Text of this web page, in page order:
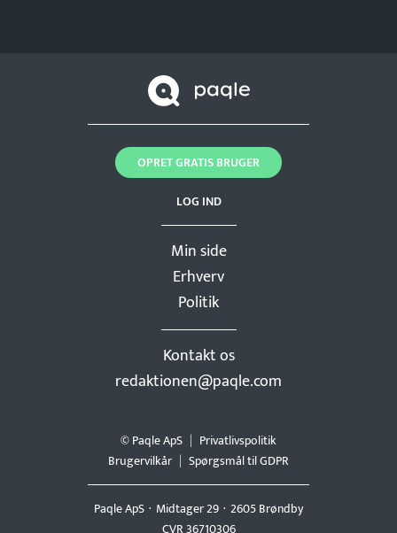
Min side
Erhverv
Politik
Kontakt os
redaktionen@paqle.com
LOG IND
OPRET GRATIS BRUGER
Paqle ApS Midtager 29 2605 Brøndby
CVR 36710306
© Paqle ApS
Privatlivspolitik
Brugervilkår
Spørgsmål til GDPR